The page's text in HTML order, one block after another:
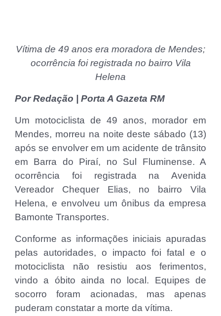
Vítima de 49 anos era moradora de Mendes;
ocorrência foi registrada no bairro Vila
Helena
Por Redação | Porta A Gazeta RM
Um motociclista de 49 anos, morador em
Mendes, morreu na noite deste sábado (13)
após se envolver em um acidente de trânsito
em Barra do Piraí, no Sul Fluminense. A
ocorrência foi registrada na Avenida
Vereador Chequer Elias, no bairro Vila
Helena, e envolveu um ônibus da empresa
Bamonte Transportes.
Conforme as informações iniciais apuradas
pelas autoridades, o impacto foi fatal e o
motociclista não resistiu aos ferimentos,
vindo a óbito ainda no local. Equipes de
socorro foram acionadas, mas apenas
puderam constatar a morte da vítima.